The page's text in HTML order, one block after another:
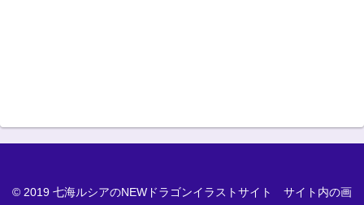
© 2019 七海ルシアのNEWドラゴンイラストサイト サイト内の画